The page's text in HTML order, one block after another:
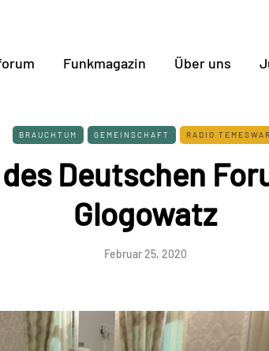
Funkmagazin Über uns
BRAUCHTUM GEMEINSCHAFT RADIO TEMESWAR
Deutschen
Glogowatz
Februar 25, 2020